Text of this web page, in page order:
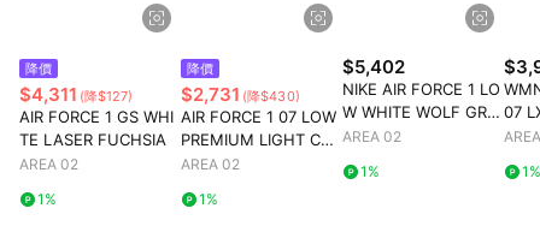
降價
$4,311 (降$127)
AIR FORCE 1 GS WHI
TE LASER FUCHSIA
AREA 02
1%
降價
$2,731 (降$430)
AIR FORCE 1 07 LOW
PREMIUM LIGHT CRE
AM GUM
AREA 02
1%
$5,402
NIKE AIR FORCE 1 LO
W WHITE WOLF GRE
Y CRIMSON MINI SW
AREA 02
1%
07
1%